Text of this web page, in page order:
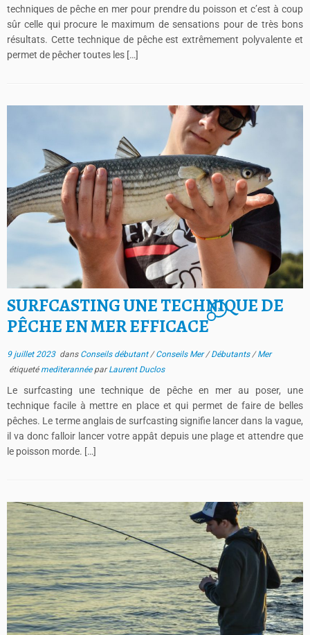
techniques de pêche en mer pour prendre du poisson et c’est à coup
sûr celle qui procure le maximum de sensations pour de très bons
résultats. Cette technique de pêche est extrêmement polyvalente et
permet de pêcher toutes les […]
SURFCASTING UNE TECHNIQUE DE
PÊCHE EN MER EFFICACE
2
9 juillet 2023dans Conseils débutant/Conseils Mer/Débutants/Mer
étiqueté mediterannée parLaurent Duclos
Le surfcasting une technique de pêche en mer au poser, une
technique facile à mettre en place et qui permet de faire de belles
pêches. Le terme anglais de surfcasting signifie lancer dans la vague,
il va donc falloir lancer votre appât depuis une plage et attendre que
le poisson morde. […]